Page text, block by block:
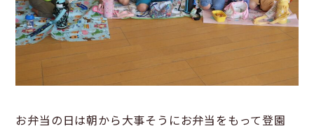
お弁当の日は朝から大事そうにお弁当をもって登園